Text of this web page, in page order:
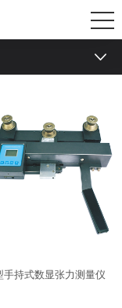
手持式数显张力测量仪